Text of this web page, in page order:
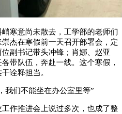
寒意尚未散去，工学部的老师们
杰在寒假前一天召开部署会，定
副书记带头冲锋；肖娜、赵亚
带队伍，奔赴一线。这个寒假，
诠释担当。
我们不能坐在办公室里等”
作推进会上说过多次，也成了整